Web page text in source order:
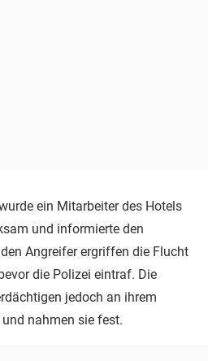
ein Mitarbeiter des Hotels
und informierte den
Angreifer ergriffen die Flucht
die Polizei eintraf. Die
jedoch an ihrem
nahmen sie fest.